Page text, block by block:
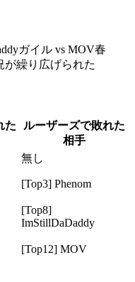
ガイル vs MOV春
が繰り広げられた
た
ルーザーズで敗れた
相手
無し
[Top3] Phenom
[Top8]
ImStillDaDaddy
[Top12] MOV